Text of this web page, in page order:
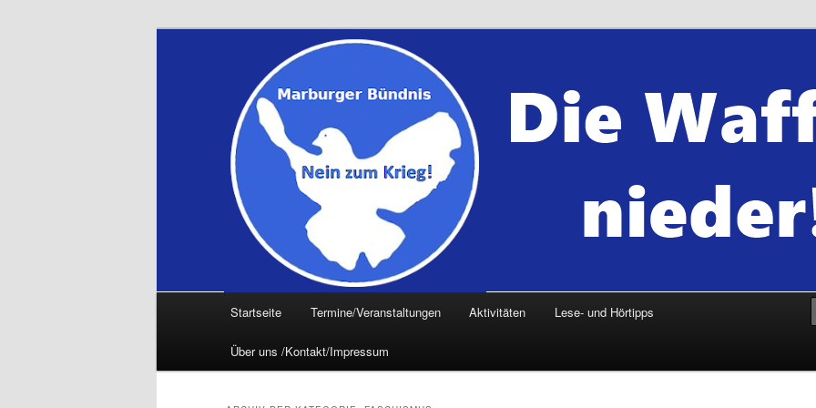
Startseite Termine/Veranstaltungen Aktivitäten Lese- und Hörtipps
Über uns /Kontakt/Impressum